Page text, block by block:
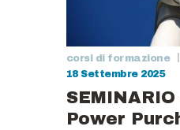
corsi di formazione
18 Settembre 2025
SEMINARIO
Power